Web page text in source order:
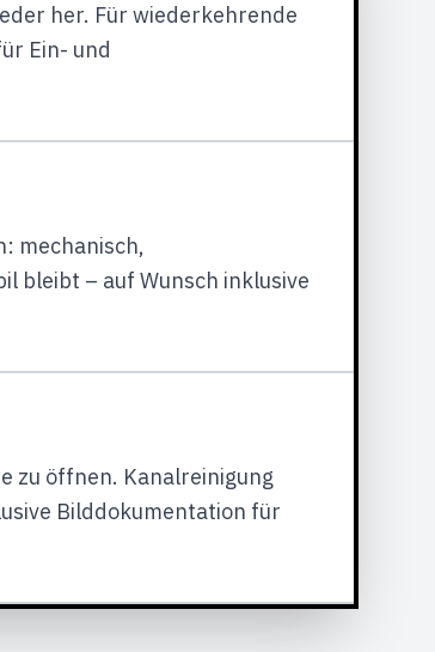
her. Für wiederkehrende
Ein- und
mechanisch,
bleibt – auf Wunsch inklusive
zu öffnen. Kanalreinigung
Bilddokumentation für